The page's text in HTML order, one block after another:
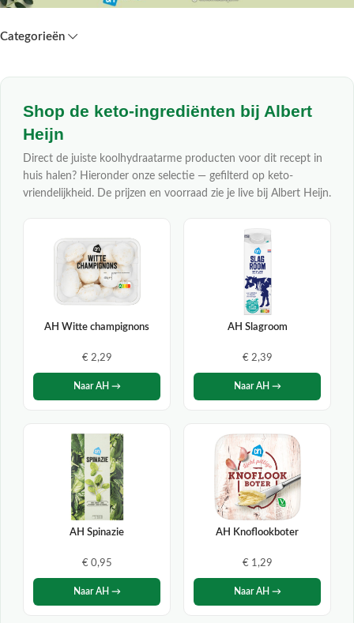
Categorieën
Shop de keto-ingrediënten bij Albert
Heijn
Direct de juiste koolhydraatarme producten voor dit recept in
huis halen? Hieronder onze selectie — gefilterd op keto-
vriendelijkheid. De prijzen en voorraad zie je live bij Albert Heijn.
AH Witte champignons
€ 2,29
Naar AH →
AH Slagroom
€ 2,39
Naar AH →
AH Spinazie
€ 0,95
Naar AH →
AH Knoflookboter
€ 1,29
Naar AH →